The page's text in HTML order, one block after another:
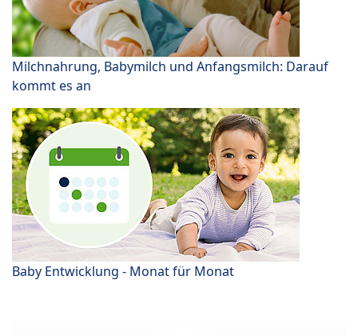
Milchnahrung, Babymilch und Anfangsmilch: Darauf
kommt es an
Baby Entwicklung - Monat für Monat